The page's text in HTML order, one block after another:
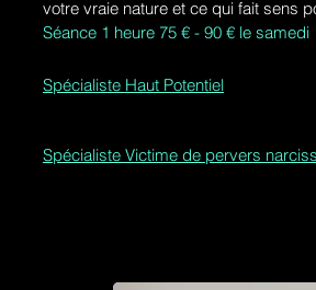
votre vraie nature et ce qui fait sens
Séance 1 heure 75 € - 90 € le samedi
Spécialiste Haut Potentiel
Spécialiste Victime de pervers